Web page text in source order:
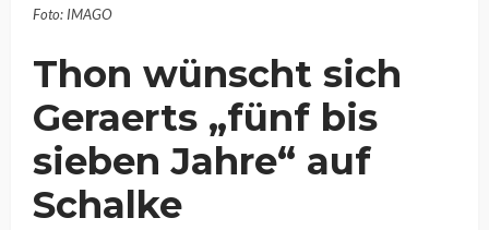
Foto: IMAGO
Thon wünscht sich
Geraerts „fünf bis
sieben Jahre“ auf
Schalke